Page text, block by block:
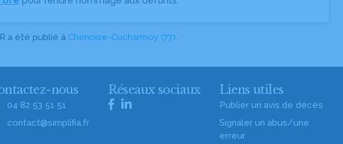
a été publié à Chenoise-Cucharmoy (77).
nous
04 82 53 51 51
contact@simplifia.fr
Réseaux sociaux Liens utiles
Publier un avis de décès
Signaler un abus/une
erreur